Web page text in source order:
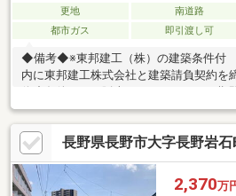
更地 南道路
都市ガス
即引渡し可
◆備考◆※東邦建工（株）の建築条件付
内に東邦建工株式会社と建築請負契約を
結されなかった場合、土地売買契約は無
は無利息にて全額返還いたします。※当
記となります。長野県長野市大字長野岩石
2,370万